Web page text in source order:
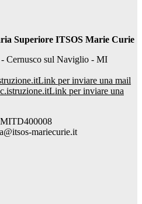
Superiore ITSOS Marie Curie
Cernusco sul Naviglio - MI
Link per inviare una mail
Link per inviare una
mariecurie.it